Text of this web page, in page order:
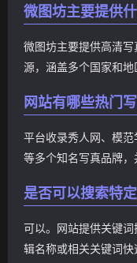
微图坊主要提供
微图坊主要提供高清
源，涵盖多个国家和地
网站有哪些热门
平台收录秀人网、模
等多个知名写真品牌，
是否可以搜索特定
可以。网站提供关键
辑名称或相关关键词快